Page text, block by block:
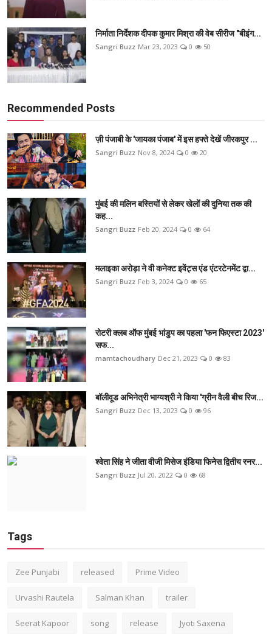
निर्माता निर्देशक दीपक कुमार मिश्रा की वेब सीरीज "बीइंग...
Sangri Buzz Mar 23, 2023 0 50
Recommended Posts
ज़ी पंजाबी के 'जायका पंजाब' में इस हफ्ते देखें जीरकपुर ...
Sangri Buzz Nov 8, 2024 0 20
मुंबई की मलिन बस्तियों से लेकर खेलों की दुनिया तक की
कह...
Sangri Buzz Feb 20, 2024 0 64
मलाइका अरोड़ा ने वी कनेक्ट इवेंट्स एंड एंटरटेनमेंट द्वा...
Sangri Buzz Feb 3, 2024 0 65
रोटरी क्लब ऑफ मुंबई भांडुप का पहला 'फन फिएस्टा 2023'
सफ...
mamtachoudhary Dec 21, 2023 0 83
बॉलीवूड अभिनेत्री भाग्यश्री ने किया 'ग्रीन वैली बीच रिज...
Sangri Buzz Dec 13, 2023 0 96
श्वेता सिंह ने जीता वीजी मिसेज इंडिया फिनेस द्वितीय रनर...
Sangri Buzz Jul 20, 2022 0 68
Tags
Zee Punjabi released Prime Video
Urvashi Rautela Salman Khan trailer
Seerat Kapoor song release Jyoti Saxena